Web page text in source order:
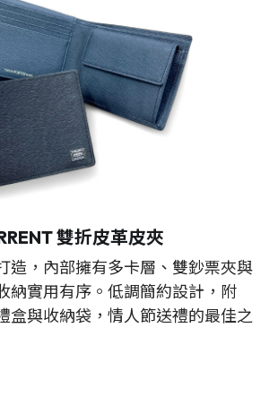
雙折皮革皮夾
造，內部擁有多卡層、雙鈔票夾與
納實用有序。低調簡約設計，附
盒與收納袋，情人節送禮的最佳之